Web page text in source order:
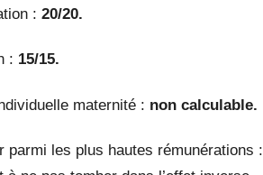
: 20/20.
: 15/15.
maternité : non calculable.
parmi les plus hautes rémunérations :